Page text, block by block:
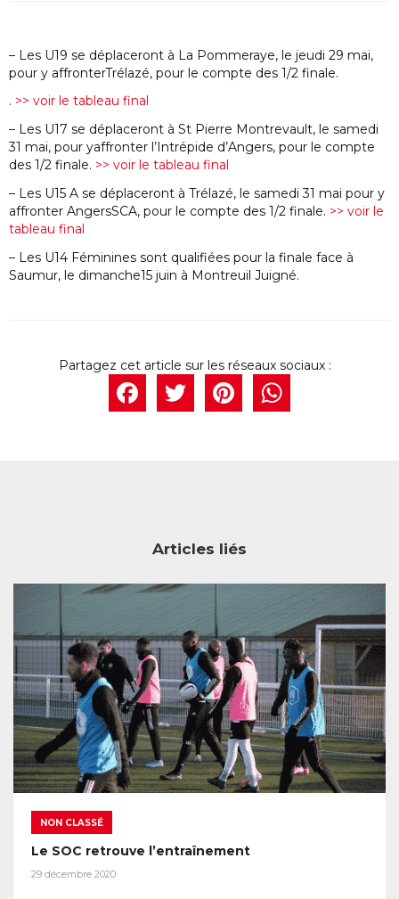
– Les U19 se déplaceront à La Pommeraye, le jeudi 29 mai,
pour y affronterTrélazé, pour le compte des 1/2 finale.
. >> voir le tableau final
– Les U17 se déplaceront à St Pierre Montrevault, le samedi
31 mai, pour yaffronter l’Intrépide d’Angers, pour le compte
des 1/2 finale. >> voir le tableau final
– Les U15 A se déplaceront à Trélazé, le samedi 31 mai pour y
affronter AngersSCA, pour le compte des 1/2 finale. >> voir le
tableau final
– Les U14 Féminines sont qualifiées pour la finale face à
Saumur, le dimanche15 juin à Montreuil Juigné.
Facebook
Twitter
Articles liés
NON CLASSÉ
Le SOC retrouve l’entraînement
29 décembre 2020